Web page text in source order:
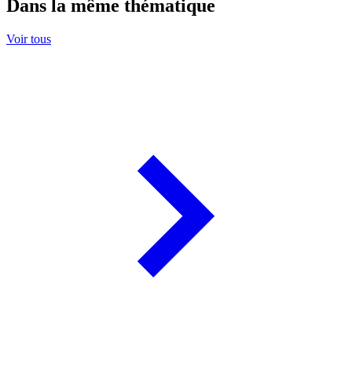
Dans la même thématique
Voir tous